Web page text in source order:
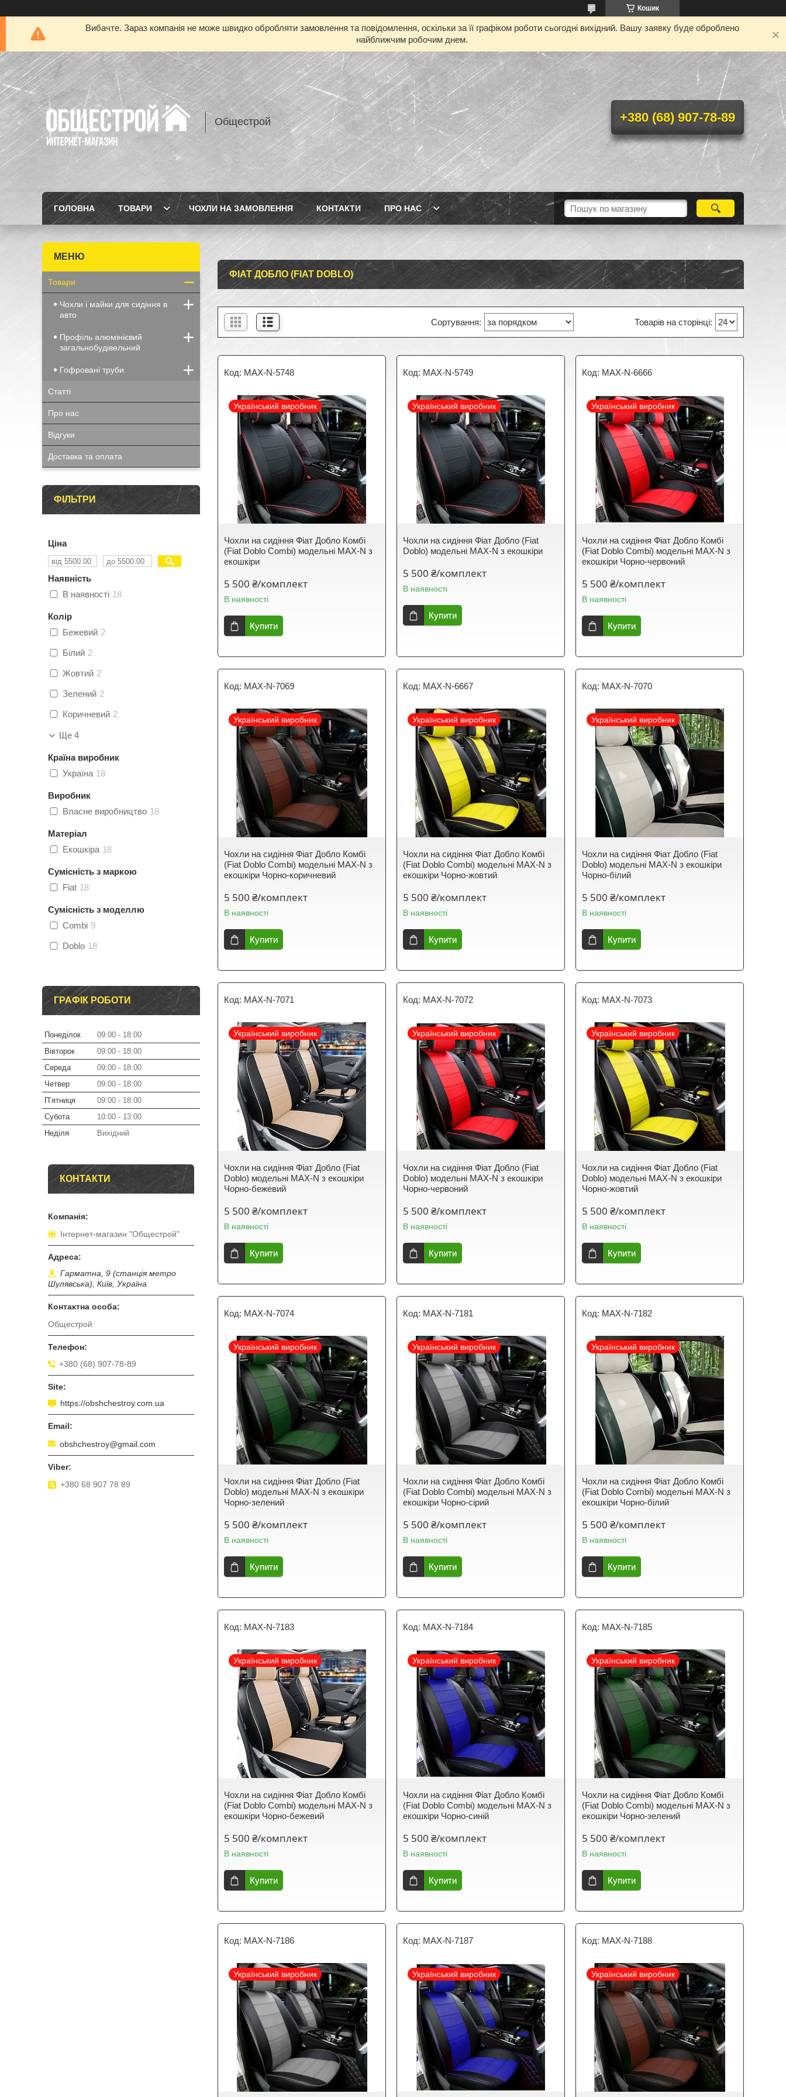
Кошик
Вибачте. Зараз компанія не може швидко обробляти замовлення та повідомлення, оскільки за її графіком роботи сьогодні вихідний. Вашу заявку буде оброблено
найближчим робочим днем.
Общестрой +380 (68) 907-78-89
ГОЛОВНА ТОВАРИ ЧОХЛИ НА ЗАМОВЛЕННЯ КОНТАКТИ ПРО НАС
ФІАТ ДОБЛО (FIAT DOBLO)
MAX-N-5748
Український виробник
Чохли на сидіння Фіат Добло Комбі
(Fiat Doblo Combi) модельні MAX-N з
екошкіри
5 500 ₴/комплект
В наявності
Купити
MAX-N-5749
Український виробник
Чохли на сидіння Фіат Добло (Fiat
Doblo) модельні MAX-N з екошкіри
5 500 ₴/комплект
В наявності
Купити
MAX-N-6666
Український виробник
Чохли на сидіння Фіат Добло Комбі
(Fiat Doblo Combi) модельні MAX-N з
екошкіри Чорно-червоний
5 500 ₴/комплект
В наявності
Купити
MAX-N-7069
Український виробник
Чохли на сидіння Фіат Добло Комбі
(Fiat Doblo Combi) модельні MAX-N з
екошкіри Чорно-коричневий
5 500 ₴/комплект
В наявності
Купити
MAX-N-6667
Український виробник
Чохли на сидіння Фіат Добло Комбі
(Fiat Doblo Combi) модельні MAX-N з
екошкіри Чорно-жовтий
5 500 ₴/комплект
В наявності
Купити
MAX-N-7070
Український виробник
Чохли на сидіння Фіат Добло (Fiat
Doblo) модельні MAX-N з екошкіри
Чорно-білий
5 500 ₴/комплект
В наявності
Купити
MAX-N-7071
Український виробник
Чохли на сидіння Фіат Добло (Fiat
Doblo) модельні MAX-N з екошкіри
Чорно-бежевий
5 500 ₴/комплект
В наявності
Купити
MAX-N-7072
Український виробник
Чохли на сидіння Фіат Добло (Fiat
Doblo) модельні MAX-N з екошкіри
Чорно-червоний
5 500 ₴/комплект
В наявності
Купити
MAX-N-7073
Український виробник
Чохли на сидіння Фіат Добло (Fiat
Doblo) модельні MAX-N з екошкіри
Чорно-жовтий
5 500 ₴/комплект
В наявності
Купити
MAX-N-7074
Український виробник
Чохли на сидіння Фіат Добло (Fiat
Doblo) модельні MAX-N з екошкіри
Чорно-зелений
5 500 ₴/комплект
В наявності
Купити
MAX-N-7181
Український виробник
Чохли на сидіння Фіат Добло Комбі
(Fiat Doblo Combi) модельні MAX-N з
екошкіри Чорно-сірий
5 500 ₴/комплект
В наявності
Купити
MAX-N-7182
Український виробник
Чохли на сидіння Фіат Добло Комбі
(Fiat Doblo Combi) модельні MAX-N з
екошкіри Чорно-білий
5 500 ₴/комплект
В наявності
Купити
MAX-N-7183
Український виробник
Чохли на сидіння Фіат Добло Комбі
(Fiat Doblo Combi) модельні MAX-N з
екошкіри Чорно-бежевий
5 500 ₴/комплект
В наявності
Купити
MAX-N-7184
Український виробник
Чохли на сидіння Фіат Добло Комбі
(Fiat Doblo Combi) модельні MAX-N з
екошкіри Чорно-синій
5 500 ₴/комплект
В наявності
Купити
MAX-N-7185
Український виробник
Чохли на сидіння Фіат Добло Комбі
(Fiat Doblo Combi) модельні MAX-N з
екошкіри Чорно-зелений
5 500 ₴/комплект
В наявності
Купити
MAX-N-7186
Український виробник
MAX-N-7187
Український виробник
MAX-N-7188
Український виробник
Товари
Чохли і майки для сидіння в
авто
Профіль алюмінієвий
загальнобудівельний
Гофровані труби
Статті
Про нас
Відгуки
Доставка та оплата
ФІЛЬТРИ
Ціна
Наявність
В наявності 18
Колір
Бежевий 2
Білий 2
Жовтий 2
Зелений 2
Коричневий 2
Ще 4
Країна виробник
Україна 18
Виробник
Власне виробництво 18
Матеріал
Екошкіра 18
Сумісність з маркою
Fiat 18
Сумісність з моделлю
Combi 9
Doblo 18
ГРАФІК РОБОТИ
Понеділок 09:00
18:00
Вівторок
09:00
18:00
Середа
09:00
18:00
Четвер
09:00
18:00
Пʼятниця
09:00
18:00
Субота
10:00
13:00
Неділя
Вихідний
КОНТАКТИ
Інтернет-магазин "Общестрой"
Гарматна, 9 (станція метро
Шулявська), Київ, Україна
Общестрой
+380 (68) 907-78-89
https://obshchestroy.com.ua
obshchestroy@gmail.com
+380 68 907 78 89